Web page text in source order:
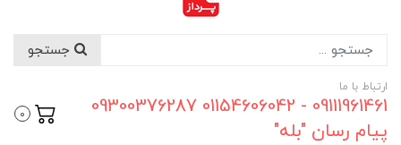
ارتباط با ما
09111961461 - 01154606042 09300376287
پیام رسان "بله"
0